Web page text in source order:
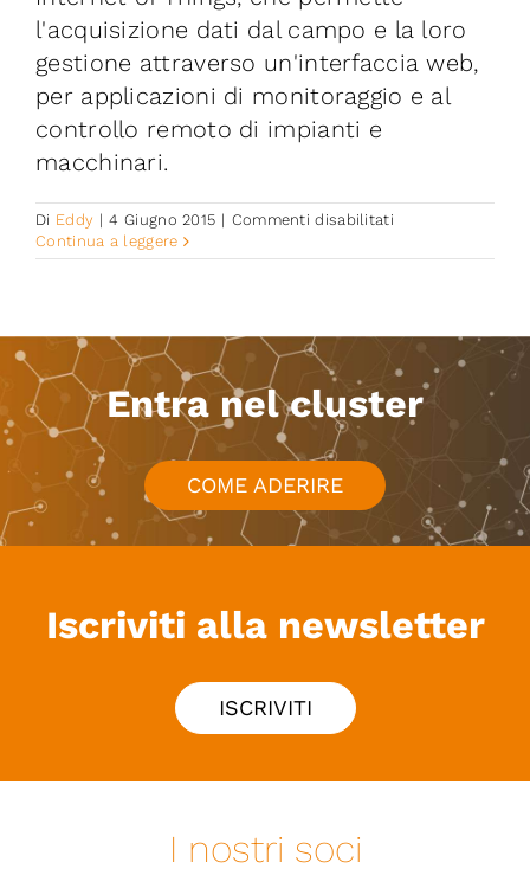
l'acquisizione dati dal campo e la loro
gestione attraverso un'interfaccia web,
per applicazioni di monitoraggio e al
controllo remoto di impianti e
macchinari.
Di Eddy | 4 Giugno 2015 | Commenti disabilitatisu
Continua a leggere
Entra nel cluster
COME ADERIRE
Iscriviti alla newsletter
ISCRIVITI
I nostri soci